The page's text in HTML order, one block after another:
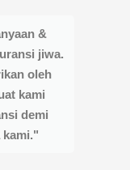
&
jiwa.
oleh
kami
demi
kami."